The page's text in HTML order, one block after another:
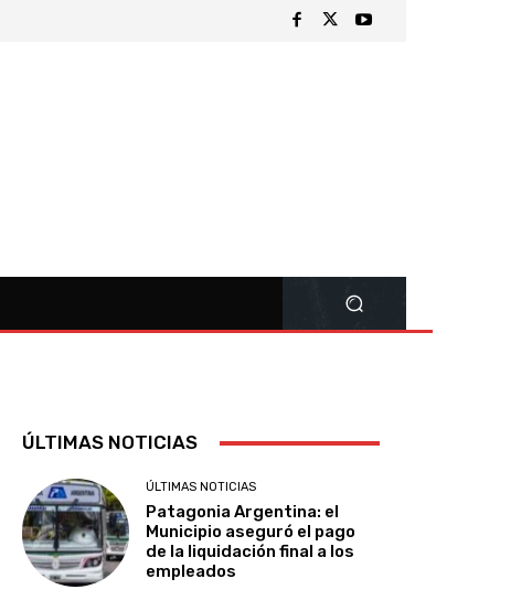
ÚLTIMAS NOTICIAS
ÚLTIMAS NOTICIAS
Patagonia Argentina: el
Municipio aseguró el pago
de la liquidación final a los
empleados